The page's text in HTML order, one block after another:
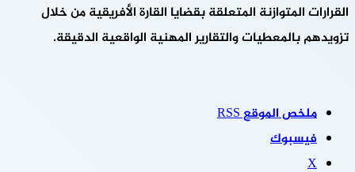
القرارات المتوازنة المتعلقة بقضايا القارة الأفريقية من خلال
تزويدهم بالمعطيات والتقارير المهنية الواقعية الدقيقة.
ملخص الموقع RSS
فيسبوك
‫X